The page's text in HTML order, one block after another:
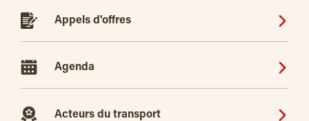
Appels d'offres
Agenda
Acteurs du transport